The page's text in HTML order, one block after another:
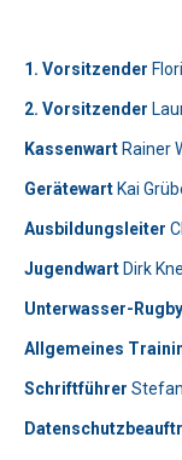
1. Vorsitzender
2. Vorsitzender
Bitte lasse dieses
KassenwartRainer
GerätewartKai
Telefon: 0179-
Ausbildungsleiter
JugendwartDirk
Unterwasser-
Allgemeines
Schriftführer